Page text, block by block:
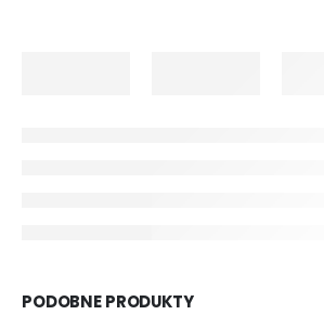
PODOBNE PRODUKTY